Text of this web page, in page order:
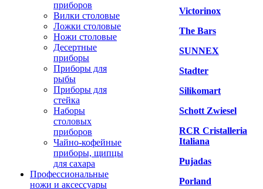
приборов
Вилки столовые
Ложки столовые
Ножи столовые
Десертные
приборы
Приборы для
рыбы
Приборы для
стейка
Наборы
столовых
приборов
Чайно-кофейные
приборы, щипцы
для сахара
Профессиональные
ножи и аксессуары
Victorinox
The Bars
SUNNEX
Stadter
Silikomart
Schott Zwiesel
RCR Cristalleria
Italiana
Pujadas
Porland